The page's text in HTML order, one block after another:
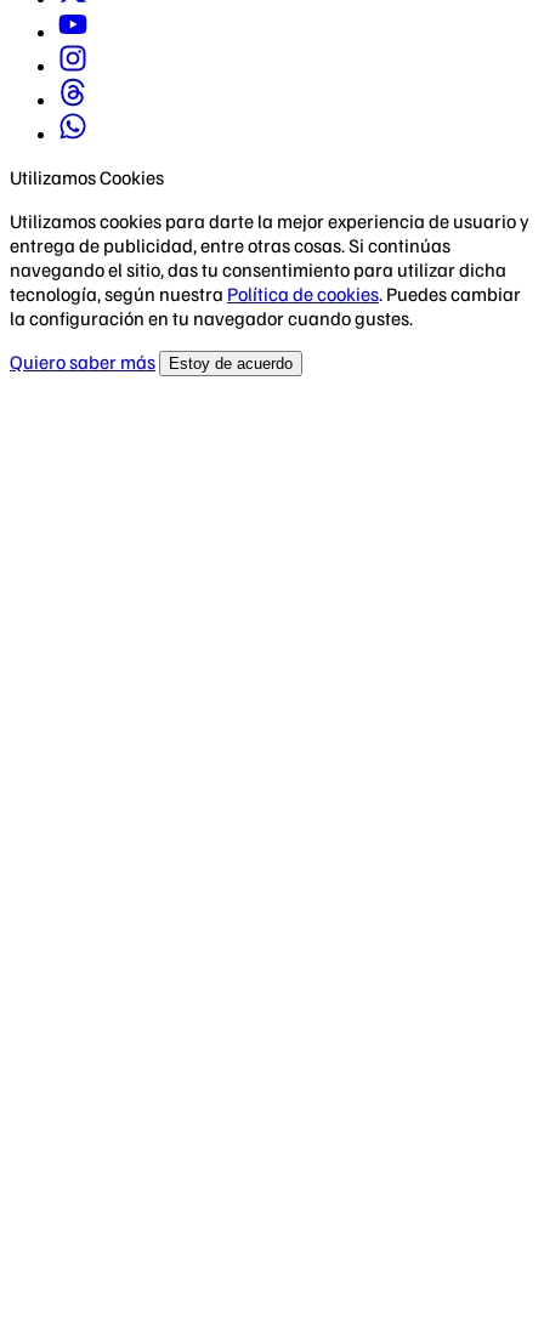
Utilizamos Cookies
Utilizamos cookies para darte la mejor experiencia de usuario y
entrega de publicidad, entre otras cosas. Si continúas
navegando el sitio, das tu consentimiento para utilizar dicha
tecnología, según nuestra Política de cookies. Puedes cambiar
la configuración en tu navegador cuando gustes.
Quiero saber más
Estoy de acuerdo